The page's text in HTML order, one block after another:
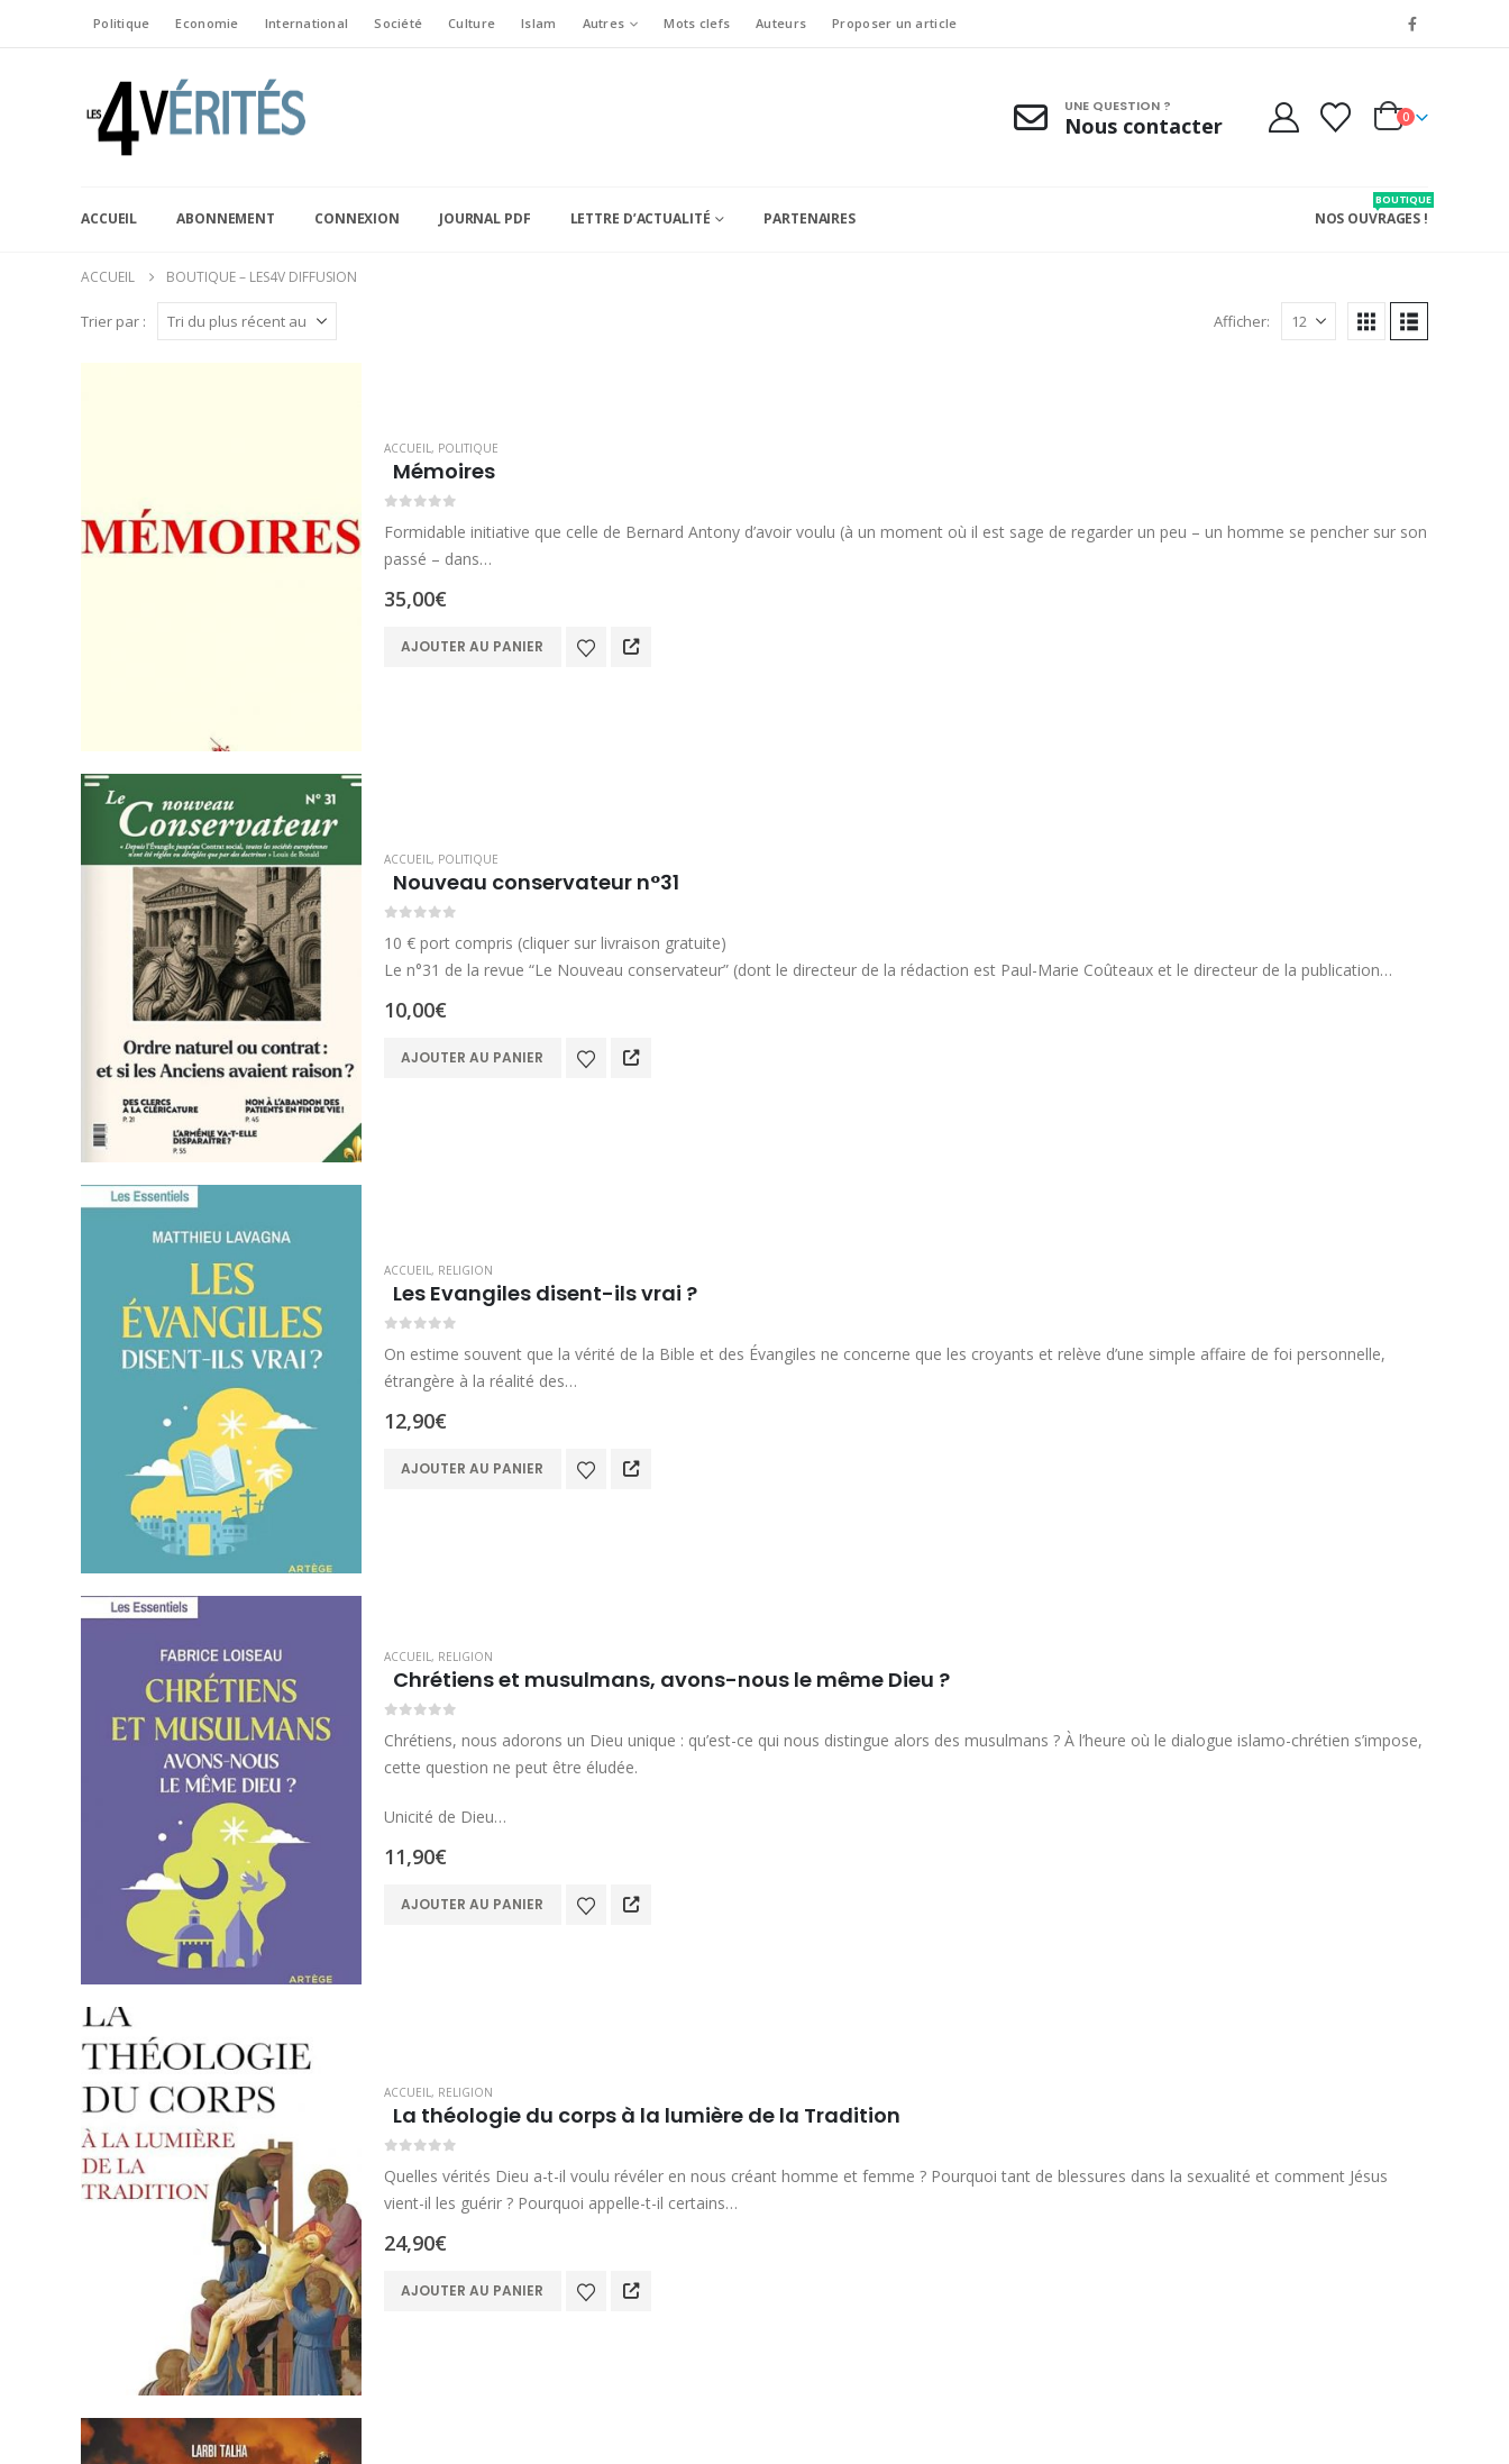
Politique Economie International Société Culture Islam Autres Mots clefs Auteurs Proposer un article
UNE QUESTION ?
Nous contacter 0
ACCUEIL ABONNEMENT CONNEXION JOURNAL PDF LETTRE D’ACTUALITÉ PARTENAIRES NOS OUVRAGES !
BOUTIQUE
ACCUEIL BOUTIQUE – LES4V DIFFUSION
Trier par : Afficher:
ACCUEIL, POLITIQUE
Mémoires
Formidable initiative que celle de Bernard Antony d’avoir voulu (à un moment où il est sage de regarder un peu – un homme se pencher sur son
passé – dans…
35,00€
AJOUTER AU PANIER
ACCUEIL, POLITIQUE
Nouveau conservateur n°31
10 € port compris (cliquer sur livraison gratuite)
Le n°31 de la revue “Le Nouveau conservateur” (dont le directeur de la rédaction est Paul-Marie Coûteaux et le directeur de la publication…
10,00€
AJOUTER AU PANIER
ACCUEIL, RELIGION
Les Evangiles disent-ils vrai ?
On estime souvent que la vérité de la Bible et des Évangiles ne concerne que les croyants et relève d’une simple affaire de foi personnelle,
étrangère à la réalité des…
12,90€
AJOUTER AU PANIER
ACCUEIL , RELIGION
Chrétiens et musulmans, avons-nous le même Dieu ?
Chrétiens, nous adorons un Dieu unique : qu’est-ce qui nous distingue alors des musulmans ? À l’heure où le dialogue islamo-chrétien s’impose,
cette question ne peut être éludée.
Unicité de Dieu…
11,90€
AJOUTER AU PANIER
ACCUEIL , RELIGION
La théologie du corps à la lumière de la Tradition
Quelles vérités Dieu a-t-il voulu révéler en nous créant homme et femme ? Pourquoi tant de blessures dans la sexualité et comment Jésus
vient-il les guérir ? Pourquoi appelle-t-il certains…
24,90€
AJOUTER AU PANIER